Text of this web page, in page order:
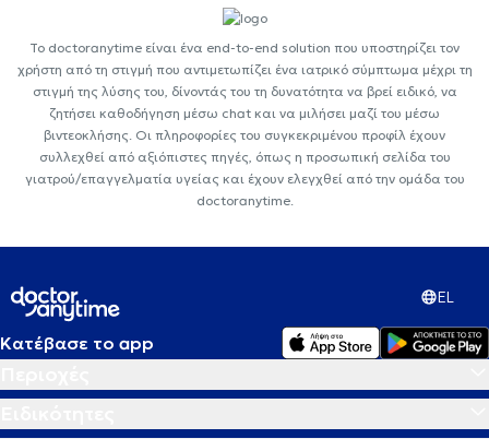
Το doctoranytime είναι ένα end-to-end solution που υποστηρίζει τον
χρήστη από τη στιγμή που αντιμετωπίζει ένα ιατρικό σύμπτωμα μέχρι τη
στιγμή της λύσης του, δίνοντάς του τη δυνατότητα να βρεί ειδικό, να
ζητήσει καθοδήγηση μέσω chat και να μιλήσει μαζί του μέσω
βιντεοκλήσης. Οι πληροφορίες του συγκεκριμένου προφίλ έχουν
συλλεχθεί από αξιόπιστες πηγές, όπως η προσωπική σελίδα του
γιατρού/επαγγελματία υγείας και έχουν ελεγχθεί από την ομάδα του
doctoranytime.
EL
Κατέβασε το app